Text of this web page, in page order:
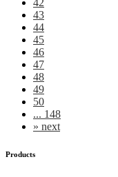
42
43
44
45
46
47
48
49
50
... 148
» next
Products